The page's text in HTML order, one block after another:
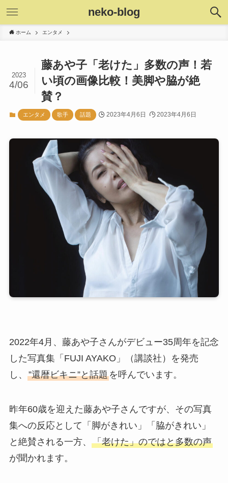
neko-blog
ホーム エンタメ
藤あや子「老けた」多数の声！若
い頃の画像比較！美脚や脇が絶
賛？
2023
4/06
エンタメ 歌手 話題 2023年4月6日 2023年4月6日
2022年4月、藤あや子さんがデビュー35周年を記念
した写真集「FUJI AYAKO」（講談社）を発売
し、 ”還暦ビキニ”と話題を呼んでいます。
昨年60歳を迎えた藤あや子さんですが、その写真
集への反応として「脚がきれい」「脇がきれい」
と絶賛される一方、 「老けた」のではと多数の声
が聞かれます。